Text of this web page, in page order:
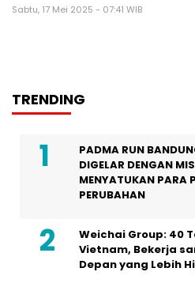
Sabtu, 17 Mei 2025 - 07:41 WIB
TRENDING
PADMA RUN
DIGELAR DENGAN
MENYATUKAN PARA
PERUBAHAN
Weichai Group: 40
Vietnam, Bekerja
Depan yang Lebih